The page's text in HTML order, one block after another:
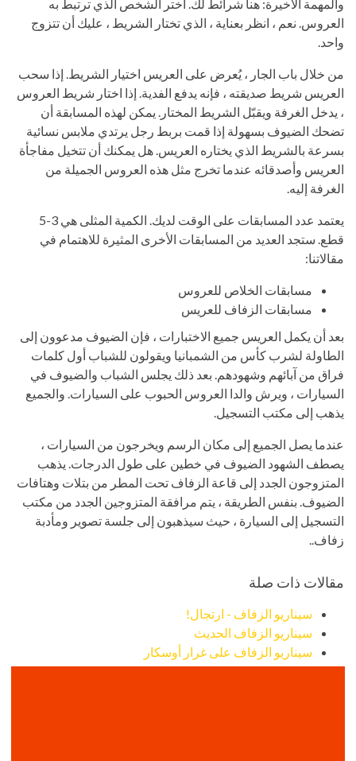
والمهمة الأخيرة: هنا شرائط لك. اختر الشخص الذي ترتبط به
العروس. نعم ، انظر بعناية ، الذي تختار الشريط ، عليك أن تتزوج
واحد.
من خلال باب الجار ، يُعرض على العريس اختيار الشريط. إذا سحب
العريس شريط صديقته ، فإنه يدفع الفدية. إذا اختار شريط العروس
، يدخل الغرفة ويقبّل الشريط المختار. يمكن لهذه المسابقة أن
تضحك الضيوف بسهولة إذا قمت بربط رجل يرتدي ملابس نسائية
بسرعة بالشريط الذي يختاره العريس. هل يمكنك أن تتخيل مفاجأة
العريس وأصدقائه عندما تخرج مثل هذه العروس الجميلة من
الغرفة إليه.
يعتمد عدد المسابقات على الوقت لديك. الكمية المثلى هي 3-5
قطع. ستجد العديد من المسابقات الأخرى المثيرة للاهتمام في
مقالاتنا:
مسابقات الخلاص للعروس
مسابقات الزفاف للعريس
بعد أن يكمل العريس جميع الاختبارات ، فإن الضيوف مدعوون إلى
الطاولة لشرب كأس من الشمبانيا ويقولون للشباب أول كلمات
فراق من آبائهم وشهودهم. بعد ذلك يجلس الشباب والضيوف في
السيارات ، ويرش والدا العروس الحبوب على السيارات. والجميع
يذهب إلى مكتب التسجيل.
عندما يصل الجميع إلى مكان الرسم ويخرجون من السيارات ،
يصطف الشهود الضيوف في خطين على طول الدرجات. يذهب
المتزوجون الجدد إلى قاعة الزفاف تحت المطر من بتلات وهتافات
الضيوف. بنفس الطريقة ، يتم مرافقة المتزوجين الجدد من مكتب
التسجيل إلى السيارة ، حيث سيذهبون إلى جلسة تصوير ومأدبة
زفاف..
مقالات ذات صلة
سيناريو الزفاف - ارتجال!
سيناريو الزفاف الحديث
سيناريو الزفاف على غرار أوسكار